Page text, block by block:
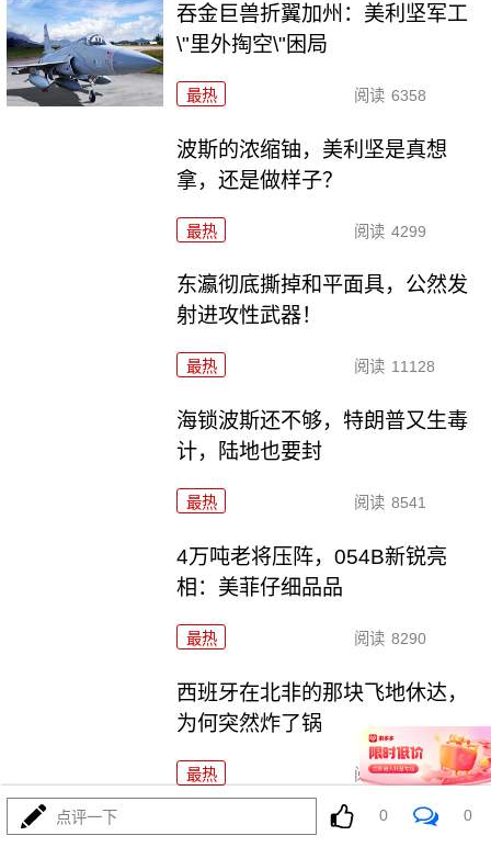
吞金巨兽折翼加州：美利坚军工
\"里外掏空\"困局
最热 阅读 6358
波斯的浓缩铀，美利坚是真想
拿，还是做样子？
最热 阅读 4299
东瀛彻底撕掉和平面具，公然发
射进攻性武器！
最热 阅读 11128
海锁波斯还不够，特朗普又生毒
计，陆地也要封
最热 阅读 8541
4万吨老将压阵，054B新锐亮
相：美菲仔细品品
最热 阅读 8290
西班牙在北非的那块飞地休达，
为何突然炸了锅
最热 阅读 3910
特朗普给泽连斯基泼冷水，“爱国者”或空头支票
点评一下 0 0